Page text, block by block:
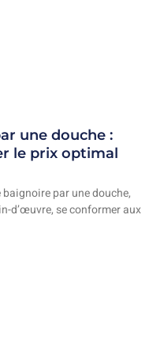
une douche :
le prix optimal
par une douche,
d’œuvre, se conformer aux